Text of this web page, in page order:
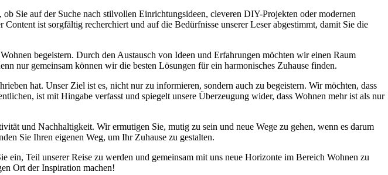
Sie auf der Suche nach stilvollen Einrichtungsideen, cleveren DIY-Projekten oder modernen
ist sorgfältig recherchiert und auf die Bedürfnisse unserer Leser abgestimmt, damit Sie die
begeistern. Durch den Austausch von Ideen und Erfahrungen möchten wir einen Raum
nur gemeinsam können wir die besten Lösungen für ein harmonisches Zuhause finden.
hat. Unser Ziel ist es, nicht nur zu informieren, sondern auch zu begeistern. Wir möchten, dass
ist mit Hingabe verfasst und spiegelt unsere Überzeugung wider, dass Wohnen mehr ist als nur
und Nachhaltigkeit. Wir ermutigen Sie, mutig zu sein und neue Wege zu gehen, wenn es darum
Sie Ihren eigenen Weg, um Ihr Zuhause zu gestalten.
Teil unserer Reise zu werden und gemeinsam mit uns neue Horizonte im Bereich Wohnen zu
Ort der Inspiration machen!